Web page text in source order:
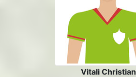
Vitali Christian